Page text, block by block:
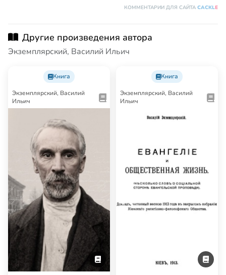
КОММЕНТАРИИ ДЛЯ САЙТА CACKLE
Другие произведения автора
Экземплярский, Василий Ильич
Книга
Экземплярский, Василий
Ильич
Книга
Экземплярский, Василий
Ильич